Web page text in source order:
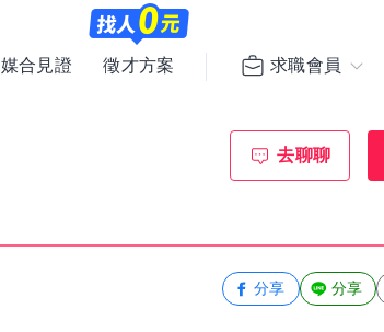
媒合見證 徵才方案 求職會員
去聊聊
分享 分享